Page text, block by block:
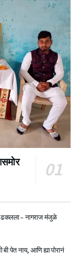
ढकलला – नागराज मंजुळे
बी पेत नाय, आणि ह्या पोरानं